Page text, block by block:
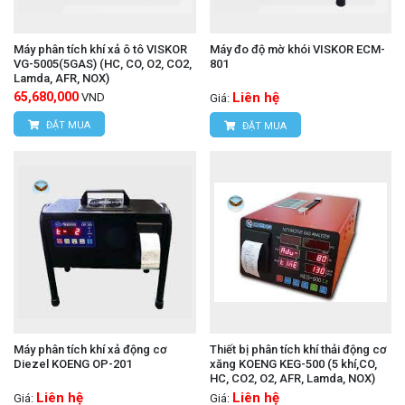
tích sâu hơn.
Chức năng ghi dữ liệu:Ghi lại các kết quả đo
trong thời gian dài, giúp theo dõi sự thay đổi của
Thiết kế bền bỉ:
Vỏ máy chắc chắn, chịu được
môi trường làm việc khắc nghiệt.
Tính năng tự động:
Nhiều chức năng tự động
như tự động hiệu chuẩn, tự động bù nhiệt độ,
Ứng dụng của TESTO 330-2 LL
Kiểm tra hiệu suất đốt:Đánh giá hiệu suất đốt
Máy phân tích khí xả ô tô VISKOR
VG-5005(5GAS) (HC, CO, O2, CO2,
Lamda, AFR, NOX)
65,680,000 VND
ĐẶT MUA
Máy đo độ mờ khói VISKOR ECM-
801
Giá: Liên hệ
ĐẶT MUA
Máy phân tích khí xả động cơ
Diezel KOENG OP-201
Giá: Liên hệ
Thiết bị phân tích khí thải động cơ
xăng KOENG KEG-500 (5 khí,CO,
HC, CO2, O2, AFR, Lamda, NOX)
Giá: Liên hệ